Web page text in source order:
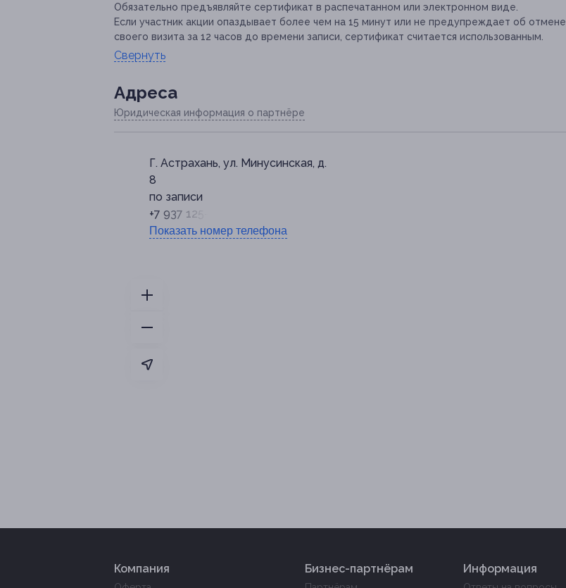
Обязательно предъявляйте сертификат в распечатанном или электронном виде.
Если участник акции опаздывает более чем на 15 минут или не предупреждает об отмене
своего визита за 12 часов до времени записи, сертификат считается использованным.
Свернуть
Адресa
Юридическая информация о партнёре
Г. Астрахань, ул. Минусинская, д.
8
по записи
+7 937 125-85-78
Показать номер телефона
Компания Бизнес-партнёрам Информация